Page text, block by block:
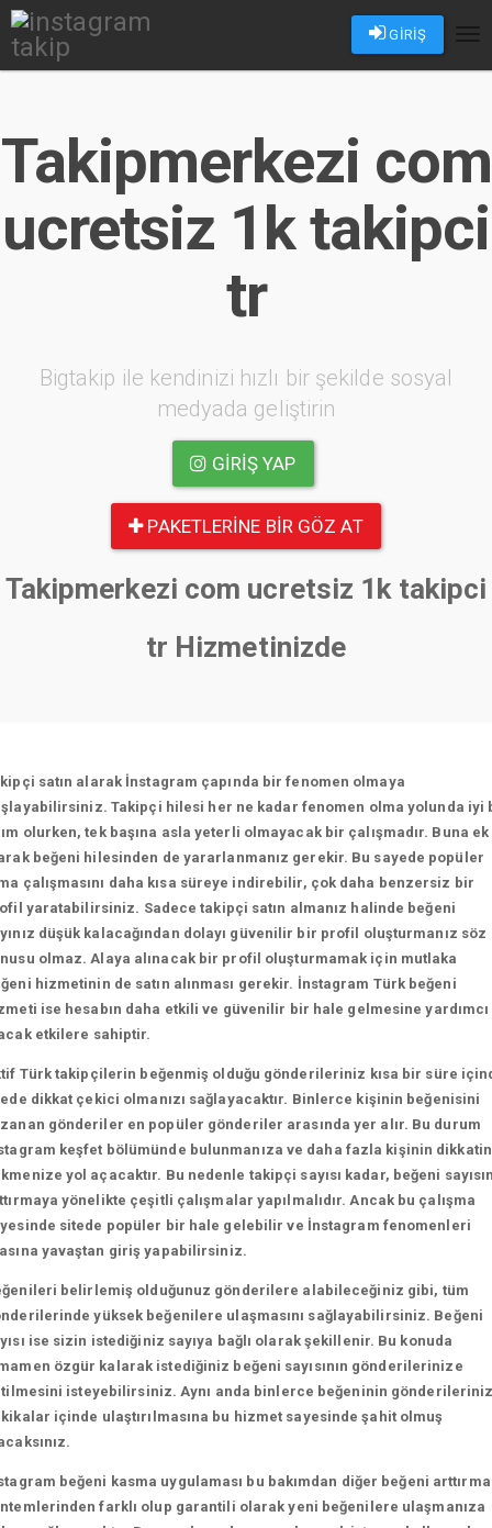
GİRİŞ
Takipmerkezi com
ucretsiz 1k takipci
tr
Bigtakip ile kendinizi hızlı bir şekilde sosyal
medyada geliştirin
GIRIŞ YAP
PAKETLERINE BIR GÖZ AT
Takipmerkezi com ucretsiz 1k takipci
tr Hizmetinizde
satın alarak İnstagram çapında bir fenomen olmaya
Takipçi hilesi her ne kadar fenomen olma yolunda iyi
olurken, tek başına asla yeterli olmayacak bir çalışmadır. Buna ek
beğeni hilesinden de yararlanmanız gerekir. Bu sayede popüler
çalışmasını daha kısa süreye indirebilir, çok daha benzersiz bir
yaratabilirsiniz. Sadece takipçi satın almanız halinde beğeni
düşük kalacağından dolayı güvenilir bir profil oluşturmanız söz
olmaz. Alaya alınacak bir profil oluşturmamak için mutlaka
hizmetinin de satın alınması gerekir. İnstagram Türk beğeni
ise hesabın daha etkili ve güvenilir bir hale gelmesine yardımcı
etkilere sahiptir.
Türk takipçilerin beğenmiş olduğu gönderileriniz kısa bir süre
dikkat çekici olmanızı sağlayacaktır. Binlerce kişinin beğenisini
gönderiler en popüler gönderiler arasında yer alır. Bu durum
keşfet bölümünde bulunmanıza ve daha fazla kişinin
yol açacaktır. Bu nedenle takipçi sayısı kadar, beğeni
yönelikte çeşitli çalışmalar yapılmalıdır. Ancak bu çalışma
sitede popüler bir hale gelebilir ve İnstagram fenomenleri
yavaştan giriş yapabilirsiniz.
belirlemiş olduğunuz gönderilere alabileceğiniz gibi, tüm
yüksek beğenilere ulaşmasını sağlayabilirsiniz. Beğeni
ise sizin istediğiniz sayıya bağlı olarak şekillenir. Bu konuda
özgür kalarak istediğiniz beğeni sayısının gönderilerinize
isteyebilirsiniz. Aynı anda binlerce beğeninin
içinde ulaştırılmasına bu hizmet sayesinde şahit olmuş
beğeni kasma uygulaması bu bakımdan diğer beğeni arttırma
farklı olup garantili olarak yeni beğenilere ulaşmanıza